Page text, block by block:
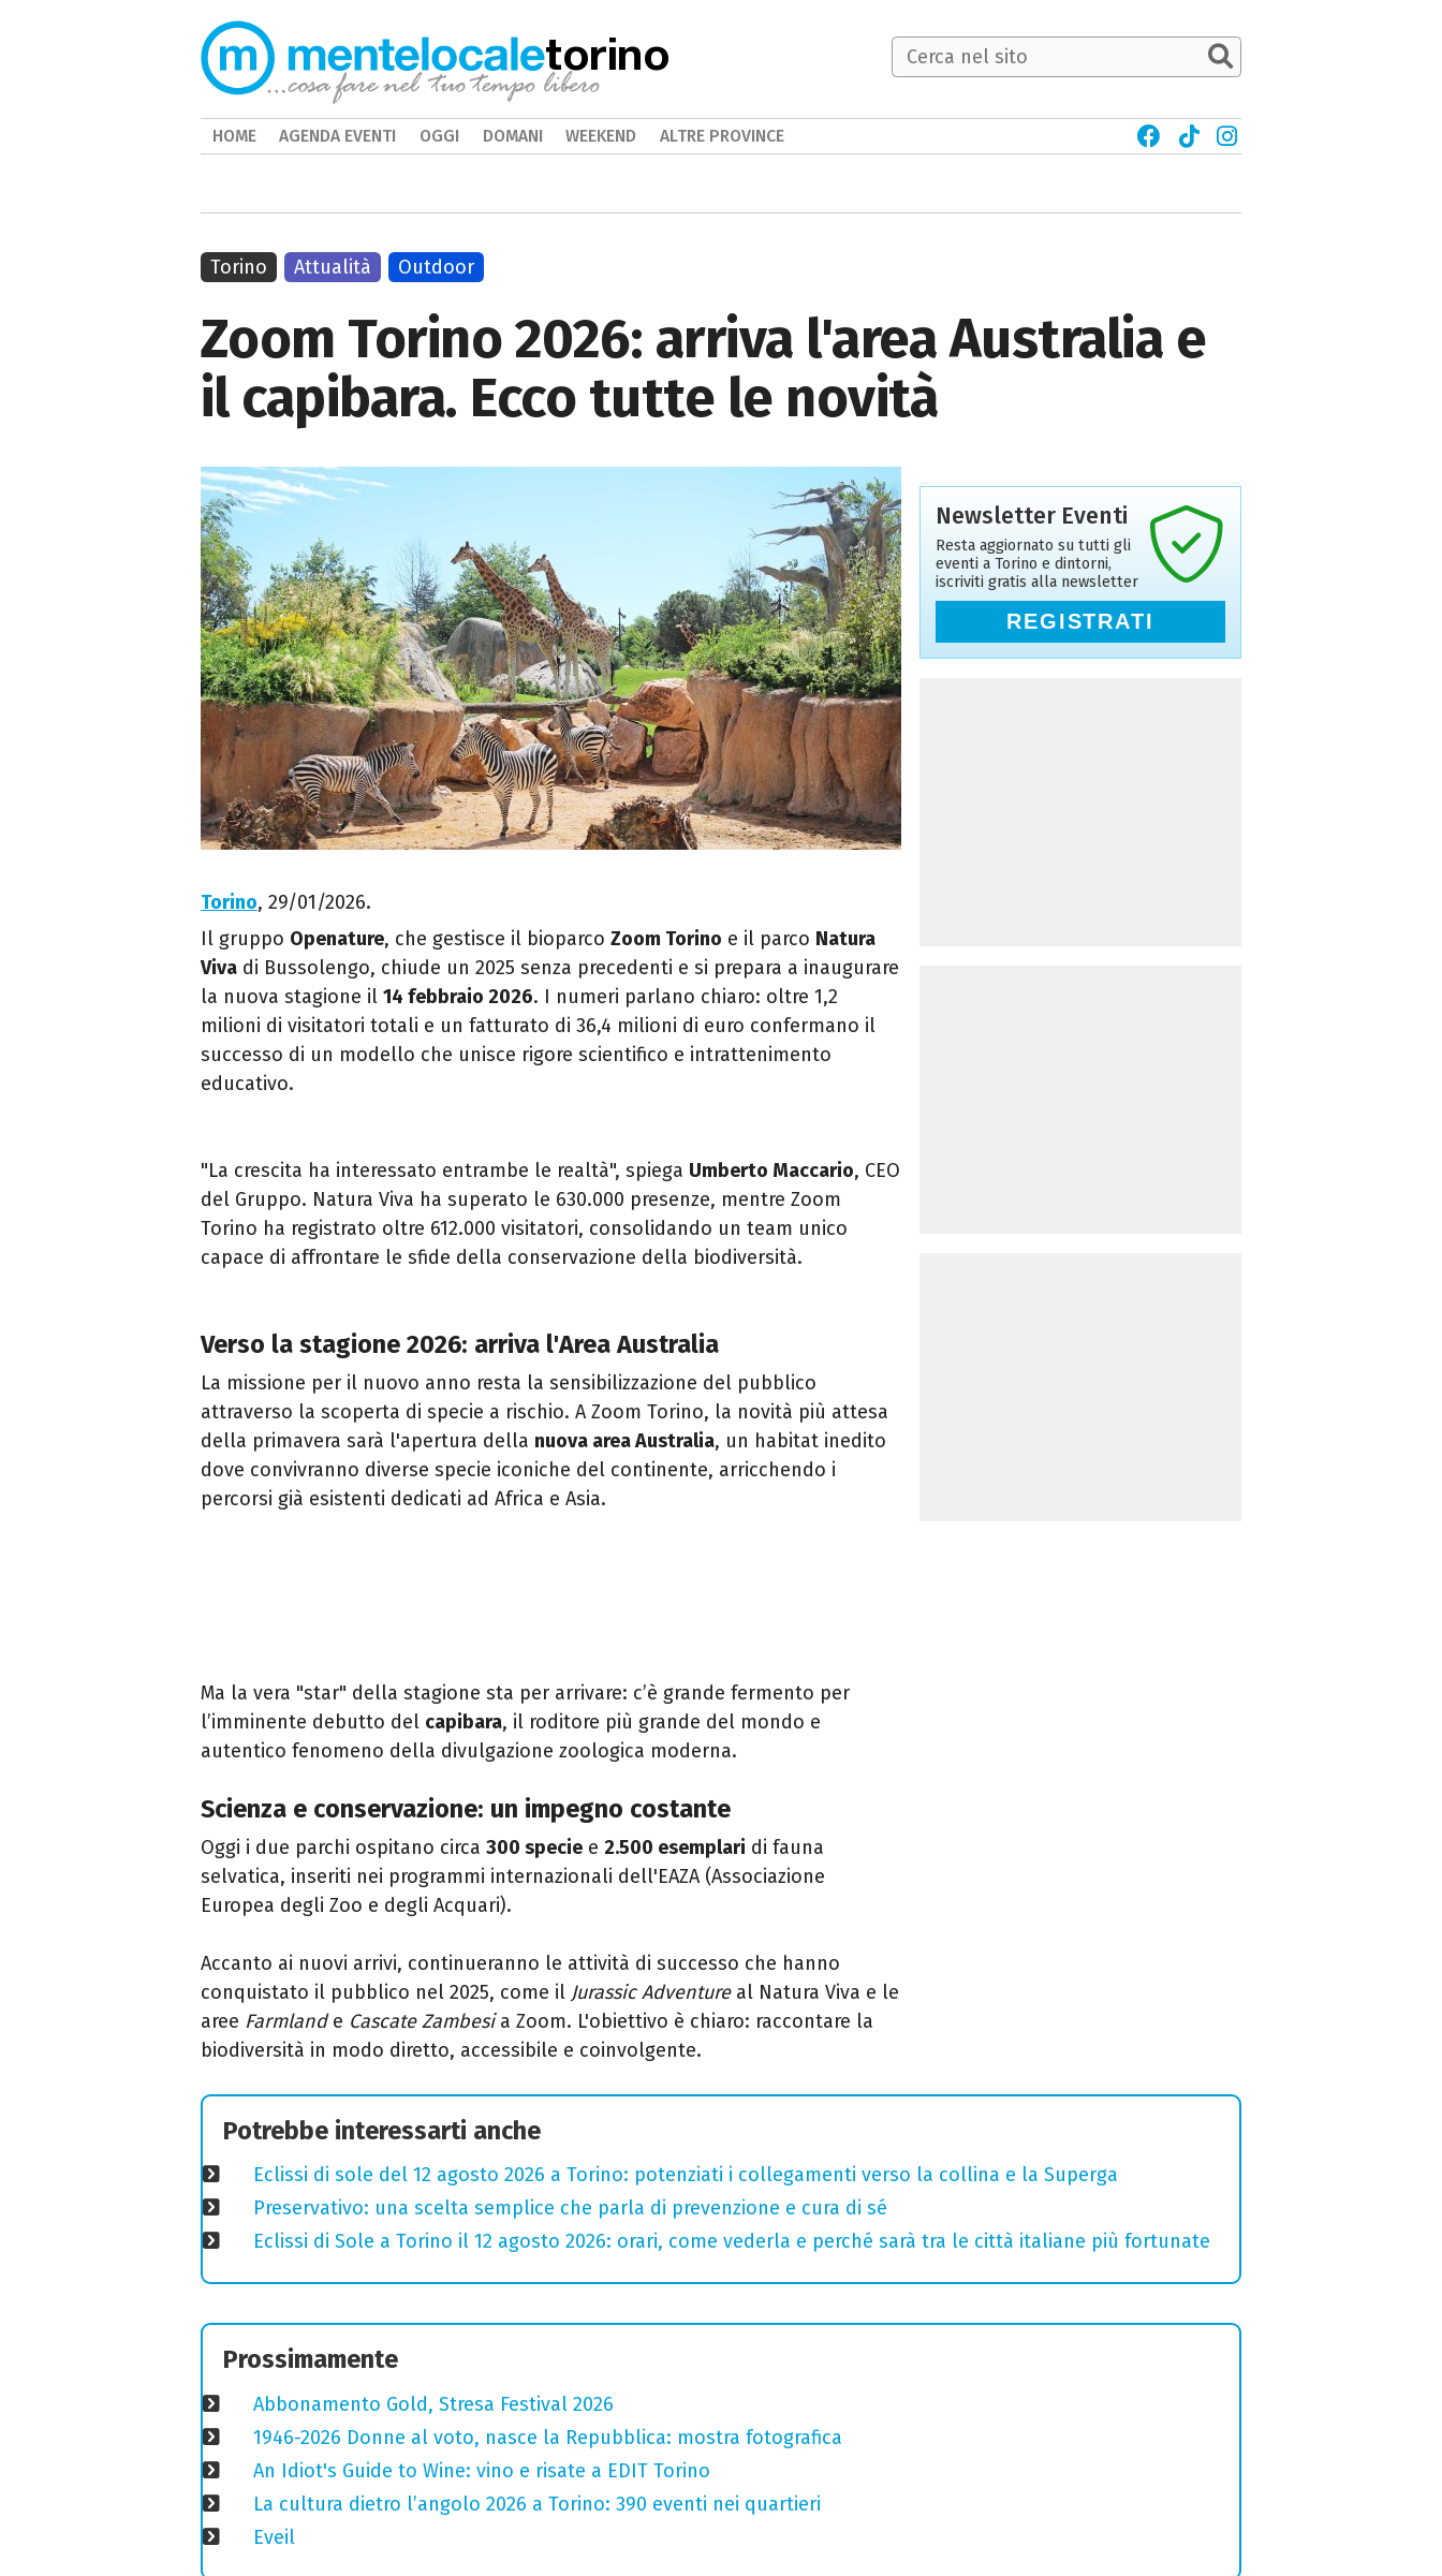
Zoom Torino 2026: arriva l'area Australia e
il capibara. Ecco tutte le novità
Torino, 29/01/2026.
Il gruppo Openature, che gestisce il bioparco Zoom Torino e il parco Natura
Viva di Bussolengo, chiude un 2025 senza precedenti e si prepara a inaugurare
la nuova stagione il 14 febbraio 2026. I numeri parlano chiaro: oltre 1,2
milioni di visitatori totali e un fatturato di 36,4 milioni di euro confermano il
successo di un modello che unisce rigore scientifico e intrattenimento
educativo.
"La crescita ha interessato entrambe le realtà", spiega Umberto Maccario, CEO
del Gruppo. Natura Viva ha superato le 630.000 presenze, mentre Zoom
Torino ha registrato oltre 612.000 visitatori, consolidando un team unico
capace di affrontare le sfide della conservazione della biodiversità.
Verso la stagione 2026: arriva l'Area Australia
La missione per il nuovo anno resta la sensibilizzazione del pubblico
attraverso la scoperta di specie a rischio. A Zoom Torino, la novità più attesa
della primavera sarà l'apertura della nuova area Australia, un habitat inedito
dove convivranno diverse specie iconiche del continente, arricchendo i
percorsi già esistenti dedicati ad Africa e Asia.
Ma la vera "star" della stagione sta per arrivare: c’è grande fermento per
l’imminente debutto del capibara, il roditore più grande del mondo e
autentico fenomeno della divulgazione zoologica moderna.
Scienza e conservazione: un impegno costante
Oggi i due parchi ospitano circa 300 specie e 2.500 esemplari di fauna
selvatica, inseriti nei programmi internazionali dell'EAZA (Associazione
Europea degli Zoo e degli Acquari).
Accanto ai nuovi arrivi, continueranno le attività di successo che hanno
conquistato il pubblico nel 2025, come il Jurassic Adventureal Natura Viva e le
aree Farmlande Cascate Zambesia Zoom. L'obiettivo è chiaro: raccontare la
biodiversità in modo diretto, accessibile e coinvolgente.
Torino Attualità Outdoor
Newsletter Eventi
Resta aggiornato su tutti gli
eventi a Torino e dintorni,
iscriviti gratis alla newsletter
REGISTRATI
Potrebbe interessarti anche
Eclissi di sole del 12 agosto 2026 a Torino: potenziati i collegamenti verso la collina e la Superga
Preservativo: una scelta semplice che parla di prevenzione e cura di sé
Eclissi di Sole a Torino il 12 agosto 2026: orari, come vederla e perché sarà tra le città italiane più fortunate
Prossimamente
Abbonamento Gold, Stresa Festival 2026
1946-2026 Donne al voto, nasce la Repubblica: mostra fotografica
An Idiot's Guide to Wine: vino e risate a EDIT Torino
La cultura dietro l’angolo 2026 a Torino: 390 eventi nei quartieri
Eveil
torino
HOME AGENDA EVENTI OGGI DOMANI WEEKEND ALTRE PROVINCE